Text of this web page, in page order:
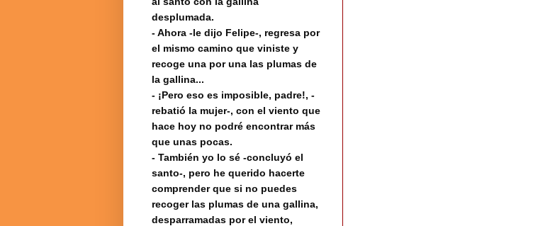
desplumada.
- Ahora -le dijo Felipe-, regresa por
el mismo camino que viniste y
recoge una por una las plumas de
la gallina...
- ¡Pero eso es imposible, padre!, -
rebatió la mujer-, con el viento que
hace hoy no podré encontrar más
que unas pocas.
- También yo lo sé -concluyó el
santo-, pero he querido hacerte
comprender que si no puedes
recoger las plumas de una gallina,
desparramadas por el viento,